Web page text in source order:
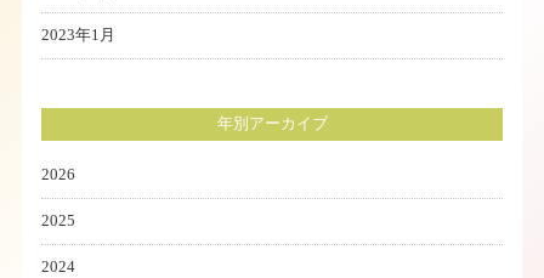
2023年1月
年別アーカイブ
2026
2025
2024